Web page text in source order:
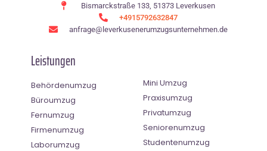
Bismarckstraße 133, 51373 Leverkusen
+4915792632847
anfrage@leverkusenerumzugsunternehmen.de
Leistungen
Behördenumzug
Büroumzug
Fernumzug
Firmenumzug
Laborumzug
Mini Umzug
Praxisumzug
Privatumzug
Seniorenumzug
Studentenumzug